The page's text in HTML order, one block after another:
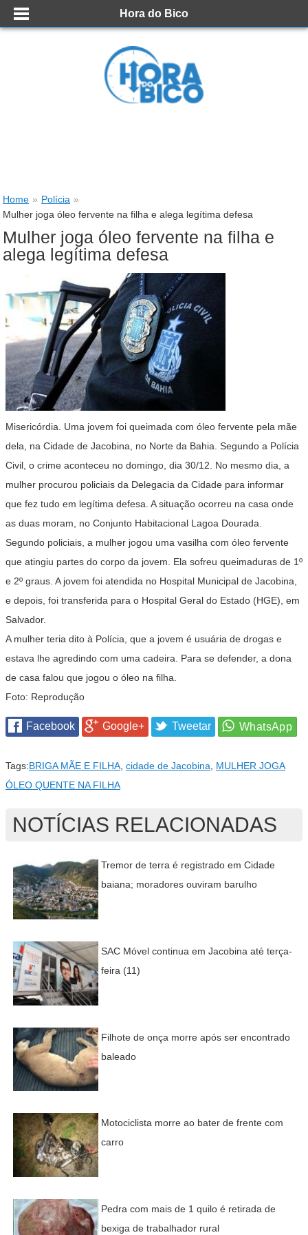
Hora do Bico
Home » Polícia »
Mulher joga óleo fervente na filha e alega legítima defesa
Mulher joga óleo fervente na filha e
alega legítima defesa
Misericórdia. Uma jovem foi queimada com óleo fervente pela mãe
dela, na Cidade de Jacobina, no Norte da Bahia. Segundo a Polícia
Civil, o crime aconteceu no domingo, dia 30/12. No mesmo dia, a
mulher procurou policiais da Delegacia da Cidade para informar
que fez tudo em legítima defesa. A situação ocorreu na casa onde
as duas moram, no Conjunto Habitacional Lagoa Dourada.
Segundo policiais, a mulher jogou uma vasilha com óleo fervente
que atingiu partes do corpo da jovem. Ela sofreu queimaduras de 1º
e 2º graus. A jovem foi atendida no Hospital Municipal de Jacobina,
e depois, foi transferida para o Hospital Geral do Estado (HGE), em
Salvador.
A mulher teria dito à Polícia, que a jovem é usuária de drogas e
estava lhe agredindo com uma cadeira. Para se defender, a dona
de casa falou que jogou o óleo na filha.
Foto: Reprodução
Facebook Google+ Tweetar
Tags:BRIGA MÃE E FILHA, cidade de Jacobina, MULHER JOGA
ÓLEO QUENTE NA FILHA
NOTÍCIAS RELACIONADAS
Tremor de terra é registrado em Cidade
baiana; moradores ouviram barulho
SAC Móvel continua em Jacobina até terça-
feira (11)
Filhote de onça morre após ser encontrado
baleado
Motociclista morre ao bater de frente com
carro
Pedra com mais de 1 quilo é retirada de
bexiga de trabalhador rural